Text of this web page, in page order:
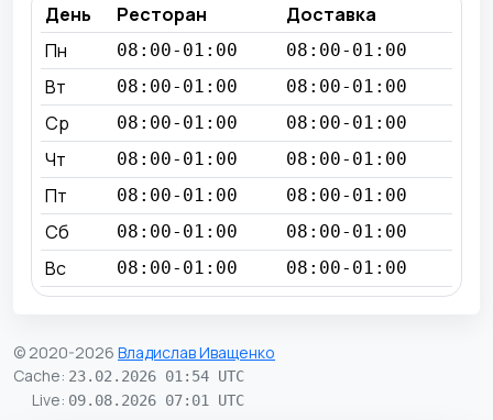
День Ресторан
Доставка
Пн
08:00-01:00 08:00-01:00
Вт 08:00-01:00 08:00-01:00
Ср 08:00-01:00 08:00-01:00
Чт 08:00-01:00 08:00-01:00
Пт 08:00-01:00 08:00-01:00
Сб 08:00-01:00 08:00-01:00
Вс 08:00-01:00 08:00-01:00
© 2020-2026 Владислав Иващенко
Cache: 23.02.2026 01:54 UTC
Live: 09.08.2026 07:01 UTC